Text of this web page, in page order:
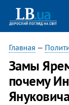
Главная —
Замы
почему